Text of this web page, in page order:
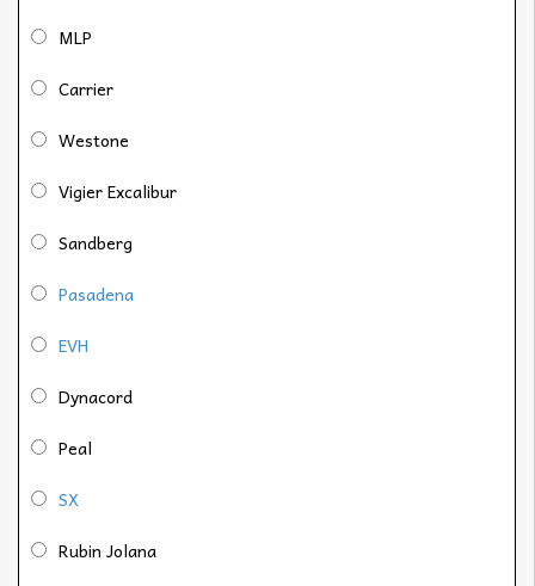
MLP
Carrier
Westone
Vigier Excalibur
Sandberg
Pasadena
EVH
Dynacord
Peal
SX
Rubin Jolana